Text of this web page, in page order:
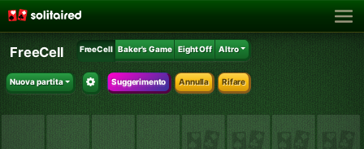
FreeCell FreeCell Baker's Game Eight Off Altro
Nuova partita Suggerimento Annulla Rifare